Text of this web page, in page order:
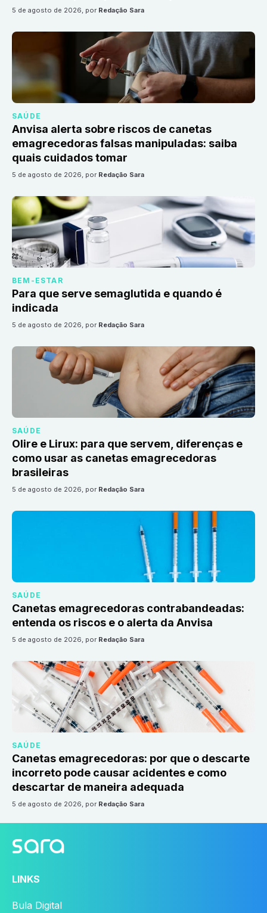
5 de agosto de 2026, por Redação Sara
SAÚDE
Anvisa alerta sobre riscos de canetas
emagrecedoras falsas manipuladas: saiba
quais cuidados tomar
5 de agosto de 2026, por Redação Sara
BEM-ESTAR
Para que serve semaglutida e quando é
indicada
5 de agosto de 2026, por Redação Sara
SAÚDE
Olire e Lirux: para que servem, diferenças e
como usar as canetas emagrecedoras
brasileiras
5 de agosto de 2026, por Redação Sara
SAÚDE
Canetas emagrecedoras contrabandeadas:
entenda os riscos e o alerta da Anvisa
5 de agosto de 2026, por Redação Sara
SAÚDE
Canetas emagrecedoras: por que o descarte
incorreto pode causar acidentes e como
descartar de maneira adequada
5 de agosto de 2026, por Redação Sara
LINKS
Bula Digital